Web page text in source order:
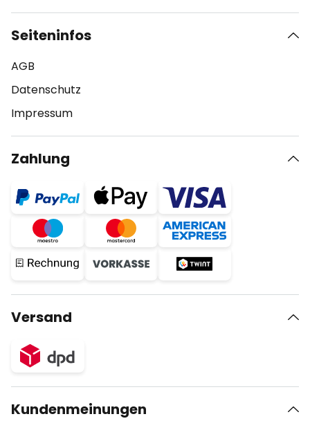
Seiteninfos
AGB
Datenschutz
Impressum
Zahlung
Versand
Kundenmeinungen